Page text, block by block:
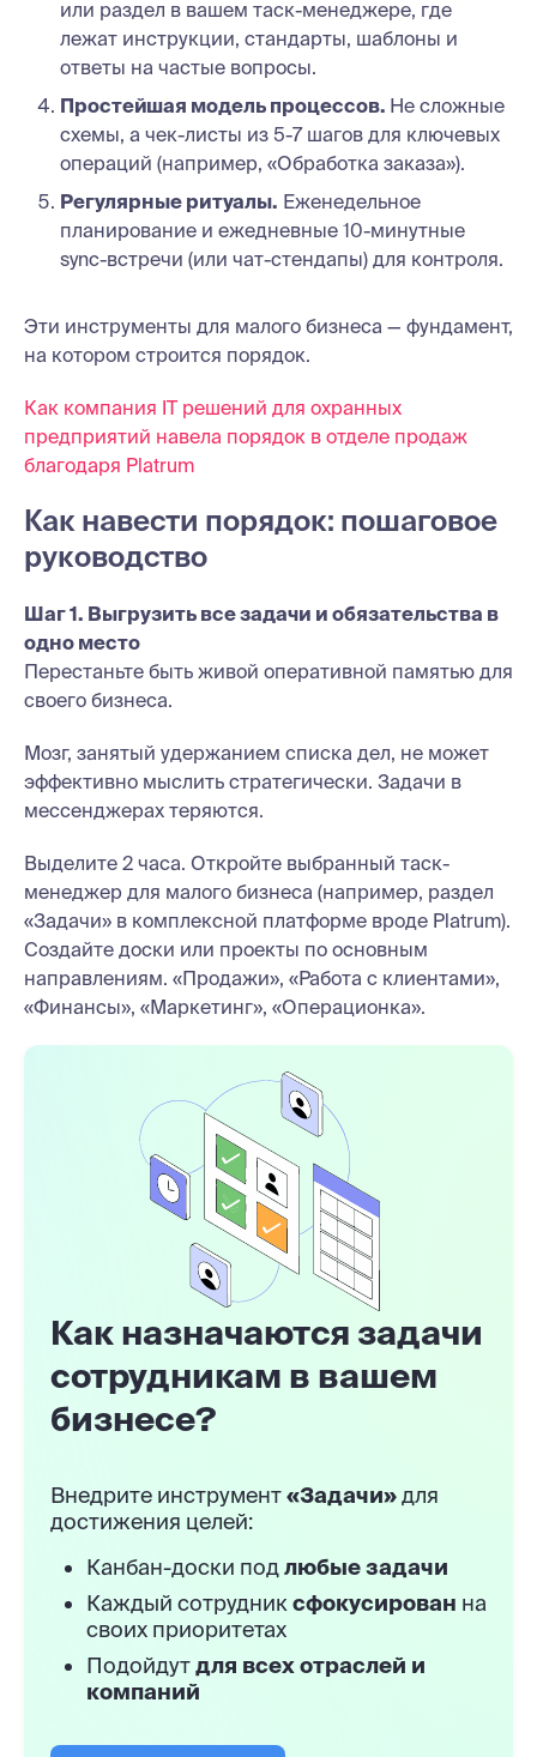
или раздел в вашем таск-менеджере, где
лежат инструкции, стандарты, шаблоны и
ответы на частые вопросы.
Простейшая модель процессов. Не сложные
схемы, а чек-листы из 5-7 шагов для ключевых
операций (например, «Обработка заказа»).
Регулярные ритуалы. Еженедельное
планирование и ежедневные 10-минутные
sync-встречи (или чат-стендапы) для контроля.
Эти инструменты для малого бизнеса — фундамент,
на котором строится порядок.
Как компания IT решений для охранных
предприятий навела порядок в отделе продаж
благодаря Platrum
Как навести порядок: пошаговое
руководство
Шаг 1. Выгрузить все задачи и обязательства в
одно место
Перестаньте быть живой оперативной памятью для
своего бизнеса.
Мозг, занятый удержанием списка дел, не может
эффективно мыслить стратегически. Задачи в
мессенджерах теряются.
Выделите 2 часа. Откройте выбранный таск-
менеджер для малого бизнеса (например, раздел
«Задачи» в комплексной платформе вроде Platrum).
Создайте доски или проекты по основным
направлениям. «Продажи», «Работа с клиентами»,
«Финансы», «Маркетинг», «Операционка».
Как назначаются задачи
сотрудникам в вашем
бизнесе?
Внедрите инструмент«Задачи»для
достижения целей:
Канбан-доски подлюбые задачи
Каждый сотрудник сфокусирован на
своих приоритетах
Подойдутдля всех отраслей и
компаний